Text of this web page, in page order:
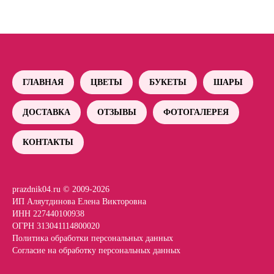
ГЛАВНАЯ ЦВЕТЫ БУКЕТЫ ШАРЫ
ДОСТАВКА ОТЗЫВЫ ФОТОГАЛЕРЕЯ
КОНТАКТЫ
prazdnik04.ru © 2009-2026
ИП Аляутдинова Елена Викторовна
ИНН 227440100938
ОГРН 313041114800020
Политика обработки персональных данных
Согласие на обработку персональных данных